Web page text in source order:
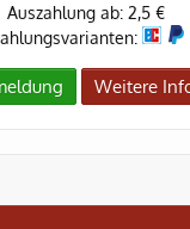
Auszahlung ab: 2,5 €
Weitere